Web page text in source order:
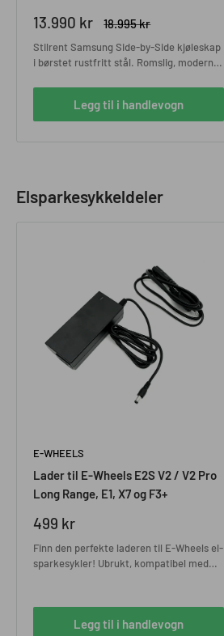
Salgspris
13.990 kr
Ordinær
18.995 kr
Stilrent Samsung Side-by-Side kjøleskap
i børstet rustfritt stål. Romslig, moderne
Legg til i handlevogn
Elsparkesykkeldeler
E-WHEELS
Lader til E-Wheels E2S V2 / V2 Pro
Long Range, E1, X7 og F3+
Salgspris
499 kr
Finn den perfekte laderen til E-Wheels el-
sparkesykler! Ubrukt, kompatibel med
Legg til i handlevogn